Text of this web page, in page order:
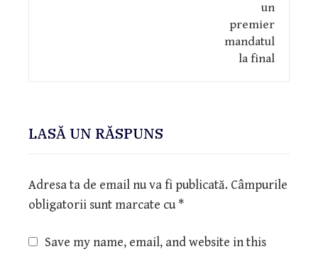
LASĂ UN RĂSPUNS
Adresa ta de email nu va fi publicată. Câmpurile
obligatorii sunt marcate cu*
Save my name, email, and website in this